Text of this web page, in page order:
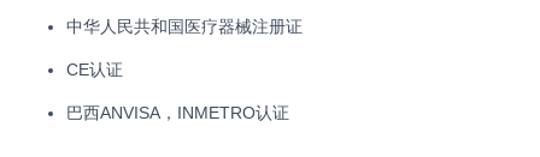
中华人民共和国医疗器械注册证
CE认证
巴西ANVISA，INMETRO认证